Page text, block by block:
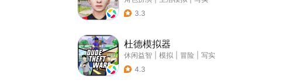
3.3
杜德模拟器
休闲益智 模拟 冒险
写实
4.3